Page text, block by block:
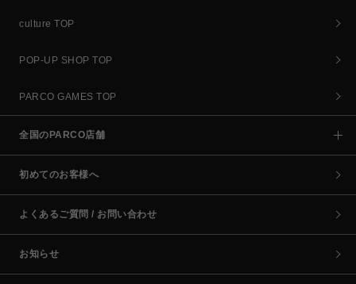
culture TOP
POP-UP SHOP TOP
PARCO GAMES TOP
全国のPARCO店舗
初めてのお客様へ
よくあるご質問 / お問い合わせ
お知らせ